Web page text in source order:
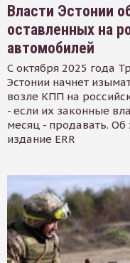
Власти Эстонии
оставленных на
автомобилей
С октября 2025 года
Эстонии начнет
возле КПП на
- если их законные
месяц - продавать. Об
издание ERR